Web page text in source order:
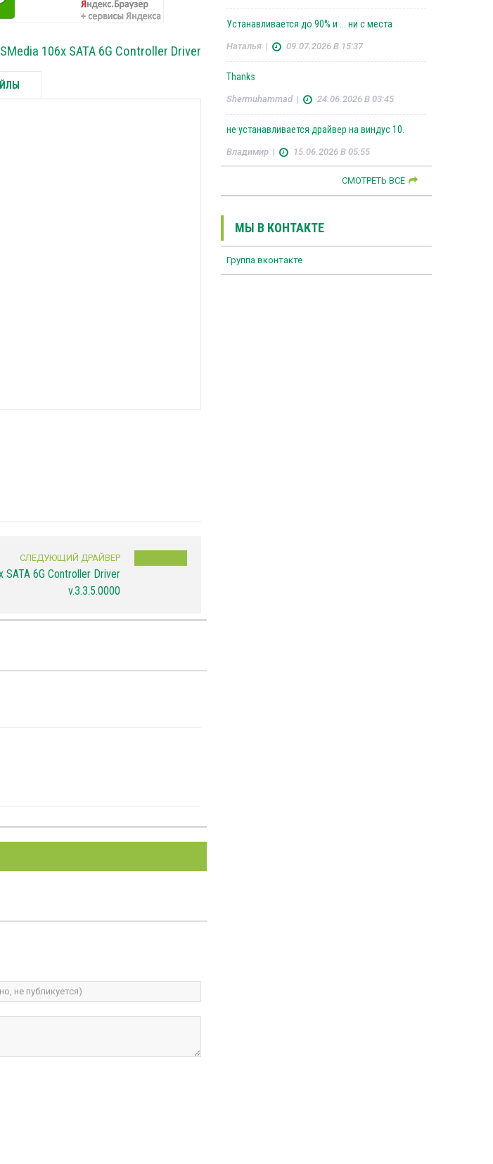
106x SATA 6G Controller Driver
СЛЕДУЮЩИЙ ДРАЙВЕР
SATA 6G Controller Driver
v.3.3.5.0000
Устанавливается до 90% и ... ни с места
Наталья| 09.07.2026 В 15:37
Thanks
Shermuhammad| 24.06.2026 В 03:45
не устанавливается драйвер на виндус 10.
Владимир| 15.06.2026 В 05:55
СМОТРЕТЬ ВСЕ
МЫ В КОНТАКТЕ
Группа вконтакте